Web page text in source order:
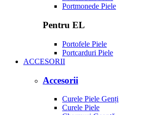
Portmonede Piele
Pentru EL
Portofele Piele
Portcarduri Piele
ACCESORII
Accesorii
Curele Piele Genți
Curele Piele